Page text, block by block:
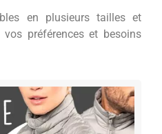
en plusieurs tailles et
préférences et besoins